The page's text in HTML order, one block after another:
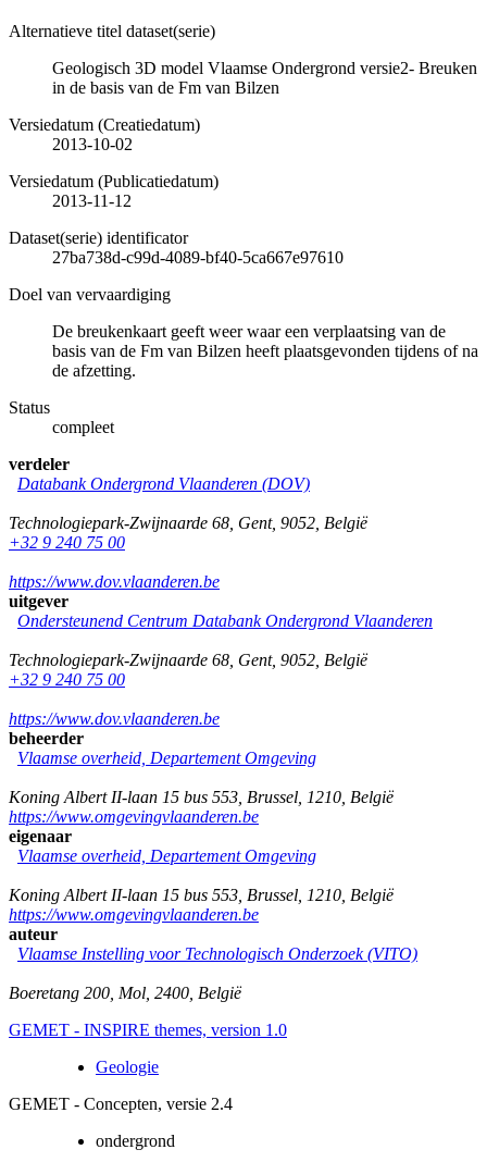
Alternatieve titel dataset(serie)
Geologisch 3D model Vlaamse Ondergrond versie2- Breuken
in de basis van de Fm van Bilzen
Versiedatum (Creatiedatum)
2013-10-02
Versiedatum (Publicatiedatum)
2013-11-12
Dataset(serie) identificator
27ba738d-c99d-4089-bf40-5ca667e97610
Doel van vervaardiging
De breukenkaart geeft weer waar een verplaatsing van de
basis van de Fm van Bilzen heeft plaatsgevonden tijdens of na
de afzetting.
Status
compleet
verdeler
Databank Ondergrond Vlaanderen (DOV)
Technologiepark-Zwijnaarde 68 Gent, 9052 België
+32 9 240 75 00
https://www.dov.vlaanderen.be
uitgever
Ondersteunend Centrum Databank Ondergrond Vlaanderen
Technologiepark-Zwijnaarde 68 Gent, 9052 België
+32 9 240 75 00
https://www.dov.vlaanderen.be
beheerder
Vlaamse overheid, Departement Omgeving
Koning Albert II-laan 15 bus 553 Brussel 1210 België
https://www.omgevingvlaanderen.be
eigenaar
Vlaamse overheid, Departement Omgeving
Koning Albert II-laan 15 bus 553 Brussel 1210 België
https://www.omgevingvlaanderen.be
auteur
Vlaamse Instelling voor Technologisch Onderzoek (VITO)
Boeretang 200 Mol 2400 België
GEMET - INSPIRE themes, version 1.0
Geologie
GEMET - Concepten, versie 2.4
ondergrond